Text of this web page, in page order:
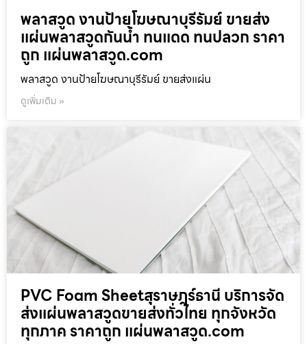
พลาสวูด งานป้ายโฆษณาบุรีรัมย์ ขายส่ง
แผ่นพลาสวูดกันน้ำ ทนแดด ทนปลวก ราคา
ถูก แผ่นพลาสวูด.com
พลาสวูด งานป้ายโฆษณาบุรีรัมย์ ขายส่งแผ่น
ดูเพิ่มเติม »
PVC Foam Sheetสุราษฎร์ธานี บริการจัด
ส่งแผ่นพลาสวูดขายส่งทั่วไทย ทุกจังหวัด
ทุกภาค ราคาถูก แผ่นพลาสวูด.com